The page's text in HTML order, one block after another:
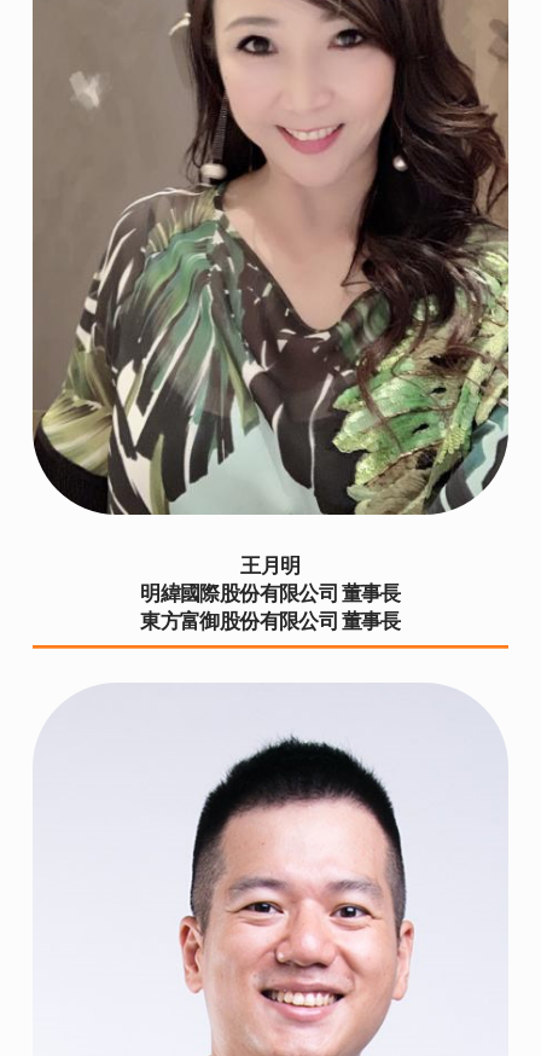
王月明
明緯國際股份有限公司 董事長
東方富御股份有限公司 董事長